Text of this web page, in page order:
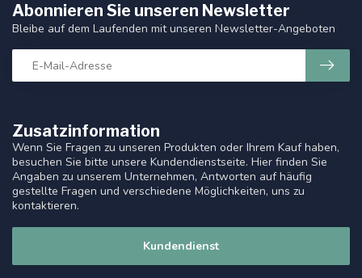
Zusatzinformation
Wenn Sie Fragen zu unseren Produkten oder Ihrem Kauf haben,
besuchen Sie bitte unsere Kundendienstseite. Hier finden Sie
Angaben zu unserem Unternehmen, Antworten auf häufig
gestellte Fragen und verschiedene Möglichkeiten, uns zu
kontaktieren.
Kundendienst
Abonnieren Sie unseren Newsletter
Bleibe auf dem Laufenden mit unseren Newsletter-Angeboten